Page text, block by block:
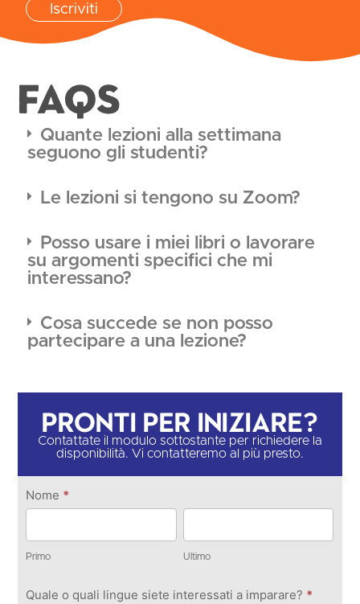
Iscriviti
FAQS
Quante lezioni alla settimana
seguono gli studenti?
Le lezioni si tengono su Zoom?
Posso usare i miei libri o lavorare
su argomenti specifici che mi
interessano?
Cosa succede se non posso
partecipare a una lezione?
Pronti per iniziare?
Contattate il modulo sottostante per richiedere la
disponibilità. Vi contatteremo al più presto.
Contattateci
Nome *
Primo Ultimo
Quale o quali lingue siete interessati a imparare? *